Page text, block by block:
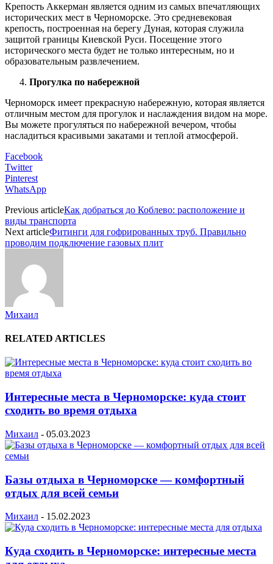
Крепость Аккерман является одним из самых впечатляющих
исторических мест в Черноморске. Это средневековая
крепость, построенная на берегу Дуная, которая служила
защитой границы Киевской Руси. Посещение этого
исторического места будет не только интересным, но и
образовательным развлечением.
Прогулка по набережной
Черноморск имеет прекрасную набережную, которая является
отличным местом для прогулок и наслаждения видом на море.
Вы можете прогуляться по набережной вечером, чтобы
насладиться красивыми закатами и теплой атмосферой.
Facebook
Twitter
Pinterest
WhatsApp
Previous articleКак добраться до Коблево: расположение и
виды транспорта
Next articleФитинги для гофрированных труб. Правильно
проводим подключение газовых плит
Михаил
RELATED ARTICLES
Интересные места в Черноморске: куда стоит
сходить во время отдыха
Михаил - 05.03.2023
Базы отдыха в Черноморске — комфортный
отдых для всей семьи
Михаил - 15.02.2023
Куда сходить в Черноморске: интересные места